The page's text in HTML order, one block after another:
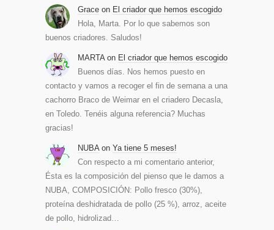
Grace on El criador que hemos escogido
Hola, Marta. Por lo que sabemos son
buenos criadores. Saludos!
MARTA on El criador que hemos escogido
Buenos días. Nos hemos puesto en
contacto y vamos a recoger el fin de semana a una
cachorro Braco de Weimar en el criadero Decasla,
en Toledo. Tenéis alguna referencia? Muchas
gracias!
NUBA on Ya tiene 5 meses!
Con respecto a mi comentario anterior,
Ésta es la composición del pienso que le damos a
NUBA, COMPOSICIÓN: Pollo fresco (30%),
proteína deshidratada de pollo (25 %), arroz, aceite
de pollo, hidrolizad…